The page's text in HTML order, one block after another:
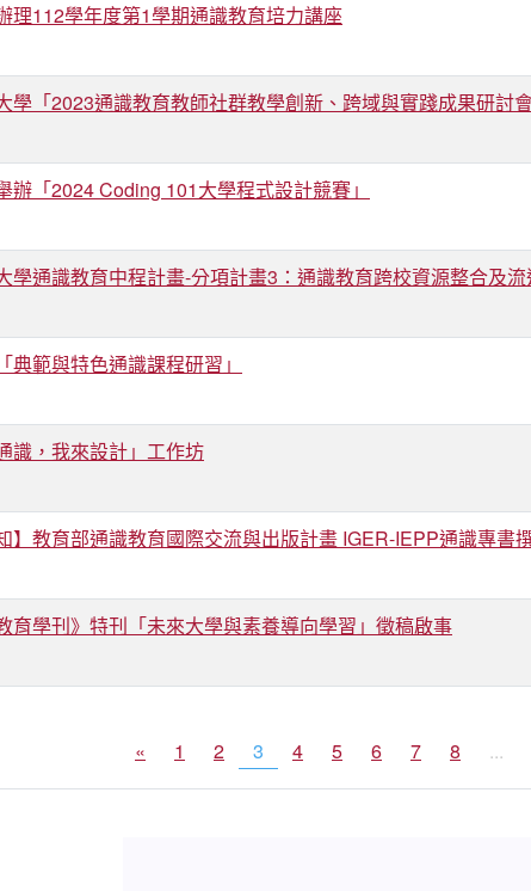
理112學年度第1學期通識教育培力講座
學「2023通識教育教師社群教學創新、跨域與實踐成果研討會
辦「2024 Coding 101大學程式設計競賽」
學通識教育中程計畫-分項計畫3：通識教育跨校資源整合及
典範與特色通識課程研習」
識，我來設計」工作坊
】教育部通識教育國際交流與出版計畫 IGER-IEPP通識專書
育學刊》特刊「未來大學與素養導向學習」徵稿啟事
« 1 2 3 4 5 6 7 8 ...